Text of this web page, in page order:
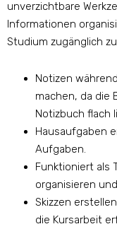
unverzichtbare
Informationen
Studium zugänglich
Notizen
machen, da die
Notizbuch flach
Hausaufgaben
Aufgaben.
Funktioniert als
organisieren
Skizzen
die Kursarbeit